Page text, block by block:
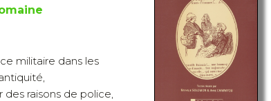
militaire dans les
raisons de police,